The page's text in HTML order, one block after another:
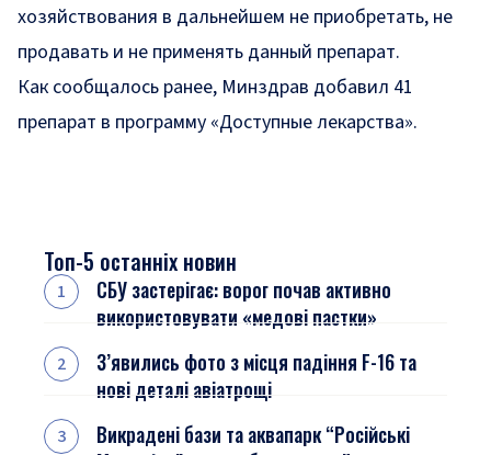
хозяйствования в дальнейшем не приобретать, не
продавать и не применять данный препарат.
Как сообщалось ранее, Минздрав добавил 41
препарат в программу «Доступные лекарства».
Топ-5 останніх новин
СБУ застерігає: ворог почав активно
використовувати «медові пастки»
З’явились фото з місця падіння F-16 та
нові деталі авіатрощі
Викрадені бази та аквапарк “Російські